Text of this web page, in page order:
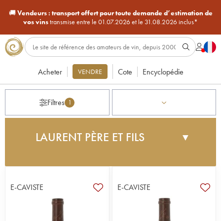
🚚Vendeurs : transport offert pour toute demande d’estimation de
vos vinstransmise entre le 01.07.2026 et le 31.08.2026 inclus*
Acheter VENDRE Cote Encyclopédie
Filtres 1
LAURENT PÈRE ET FILS ▼
rouges. En 2006, son fils Jean crée son propre
domaine à Etant-Vergy, dans les hauteurs de
Nuits-Saint-Georges, où il produit, sur onze
hectares, des vins qui ont su attirer l’attention des
E-CAVISTE E-CAVISTE